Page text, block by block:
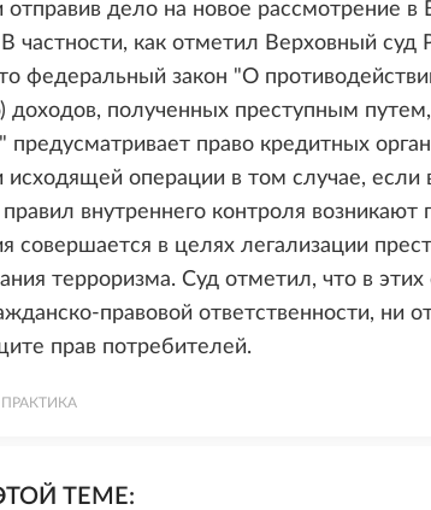
отправив дело на новое рассмотрение в
В частности, как отметил Верховный суд
федеральный закон "О
доходов, полученных преступным
предусматривает право кредитных
операции в том случае, если
внутреннего контроля возникают
совершается в целях легализации
терроризма. Суд отметил, что в этих
правовой ответственности, ни
прав потребителей.
ТЕМЕ: